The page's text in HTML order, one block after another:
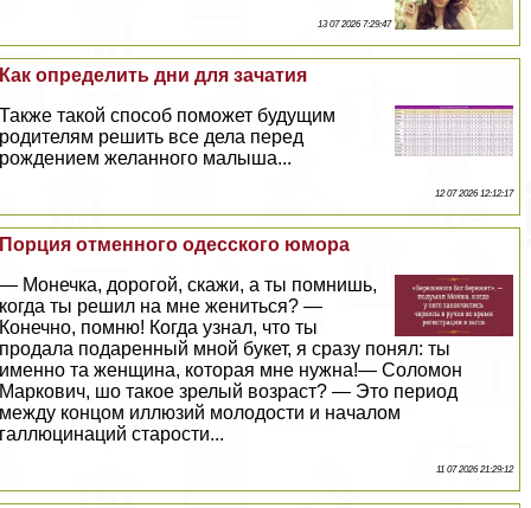
13 07 2026 7:29:47
Как определить дни для зачатия
Также такой способ поможет будущим
родителям решить все дела перед
рождением желанного малыша...
12 07 2026 12:12:17
Порция отменного одесского юмора
— Монечка, дорогой, скажи, а ты помнишь,
когда ты решил на мне жениться? —
Конечно, помню! Когда узнал, что ты
продала подаренный мной букет, я сразу понял: ты
именно та женщина, которая мне нужна!— Соломон
Маркович, шо такое зрелый возраст? — Это период
между концом иллюзий молодости и началом
галлюцинаций старости...
11 07 2026 21:29:12